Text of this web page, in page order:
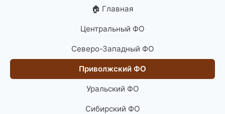
🏠 Главная
Центральный ФО
Северо-Западный ФО
Приволжский ФО
Уральский ФО
Сибирский ФО